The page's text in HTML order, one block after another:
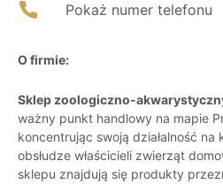
Pokaż numer telefonu
O firmie:
Sklep zoologiczno-
ważny punkt handlowy na mapie
koncentrując swoją działalność na
obsłudze właścicieli zwierząt
sklepu znajdują się produkty